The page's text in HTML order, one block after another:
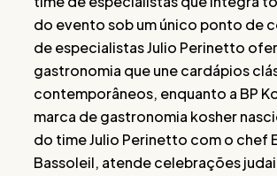
do evento sob um único ponto de
de especialistas Julio Perinetto
gastronomia que une cardápios
contemporâneos, enquanto a BP
marca de gastronomia kosher
do time Julio Perinetto com o chef
Bassoleil, atende celebrações